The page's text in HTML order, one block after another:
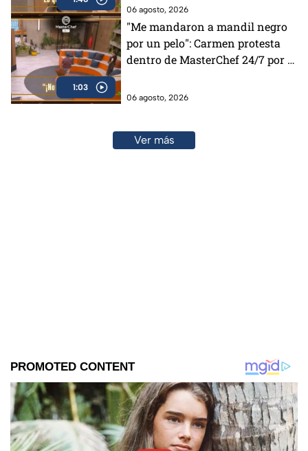
06 agosto, 2026
1:03
"Me mandaron a mandil negro
por un pelo": Carmen protesta
dentro de MasterChef 24/7 por la
06 agosto, 2026
Ver más